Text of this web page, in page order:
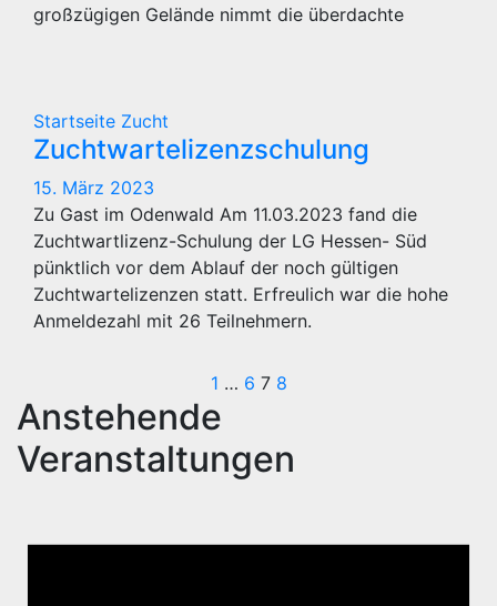
großzügigen Gelände nimmt die überdachte
Startseite Zucht
Zuchtwartelizenzschulung
15. März 2023
Zu Gast im Odenwald Am 11.03.2023 fand die
Zuchtwartlizenz-Schulung der LG Hessen- Süd
pünktlich vor dem Ablauf der noch gültigen
Zuchtwartelizenzen statt. Erfreulich war die hohe
Anmeldezahl mit 26 Teilnehmern.
der
Beiträge
1 … 6 7 8
Anstehende
Veranstaltungen